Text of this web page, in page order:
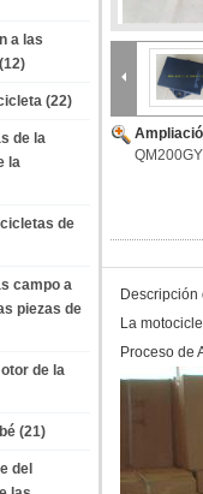
a las
(12)
(22)
de la
la
de
campo a
piezas de
de la
(21)
del
La
Proceso de